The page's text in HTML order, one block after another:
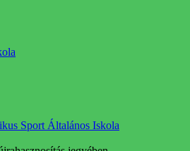
Sport Általános Iskola